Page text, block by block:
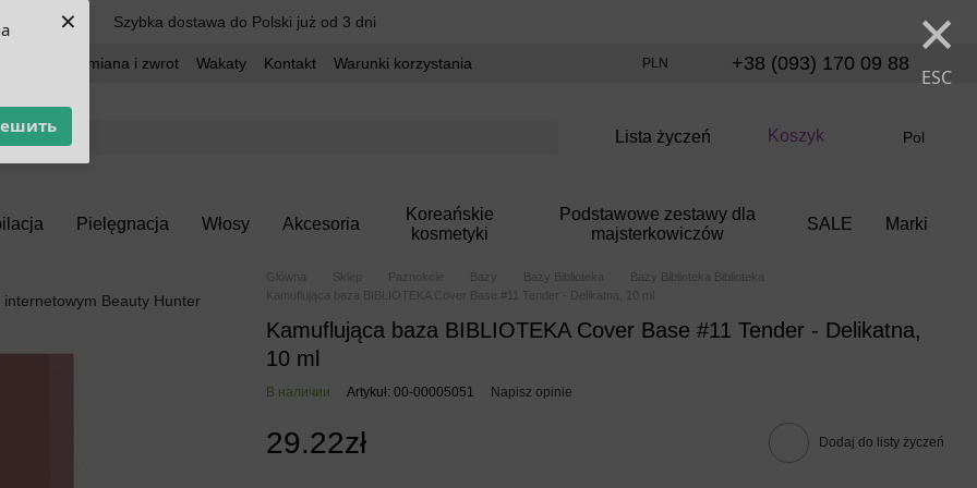
× ×
ESC
Szybka dostawa do Polski już od 3 dni
Wymiana i zwrot Wakaty Kontakt
Warunki korzystania
PLN +38 (093) 170 09 88
Lista życzeń Koszyk Pol
Pielęgnacja Włosy Akcesoria
Koreańskie
kosmetyki
Podstawowe zestawy dla
majsterkowiczów
SALE Marki
Główna Sklep Paznokcie Bazy Bazy Biblioteka
Bazy Biblioteka Biblioteka
Kamuflująca baza BIBLIOTEKA Cover Base #11 Tender - Delikatna, 10 ml
Kamuflująca baza BIBLIOTEKA Cover Base #11 Tender - Delikatna,
10 ml
В наличии Artykuł: 00-00005051 Napisz opinie
29.22zł Dodaj do listy życzeń